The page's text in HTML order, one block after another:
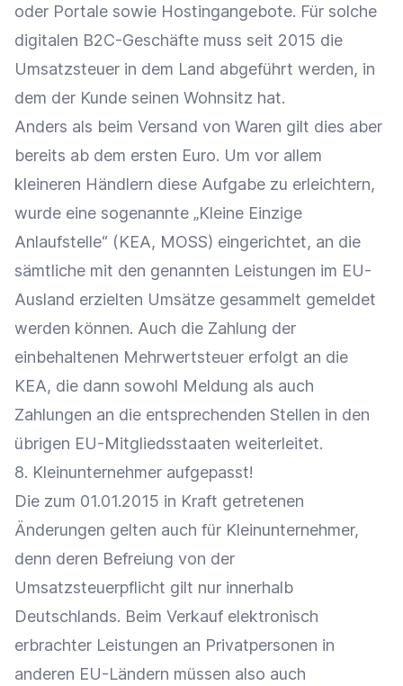
oder Portale sowie Hostingangebote. Für solche
digitalen B2C-Geschäfte muss seit 2015 die
Umsatzsteuer in dem Land abgeführt werden, in
dem der Kunde seinen Wohnsitz hat.
Anders als beim Versand von Waren gilt dies aber
bereits ab dem ersten Euro. Um vor allem
kleineren Händlern diese Aufgabe zu erleichtern,
wurde eine sogenannte „Kleine Einzige
Anlaufstelle“ (KEA, MOSS) eingerichtet, an die
sämtliche mit den genannten Leistungen im EU-
Ausland erzielten Umsätze gesammelt gemeldet
werden können. Auch die Zahlung der
einbehaltenen Mehrwertsteuer erfolgt an die
KEA, die dann sowohl Meldung als auch
Zahlungen an die entsprechenden Stellen in den
übrigen EU-Mitgliedsstaaten weiterleitet.
8. Kleinunternehmer aufgepasst!
Die zum 01.01.2015 in Kraft getretenen
Änderungen gelten auch für Kleinunternehmer,
denn deren Befreiung von der
Umsatzsteuerpflicht gilt nur innerhalb
Deutschlands. Beim Verkauf elektronisch
erbrachter Leistungen an Privatpersonen in
anderen EU-Ländern müssen also auch